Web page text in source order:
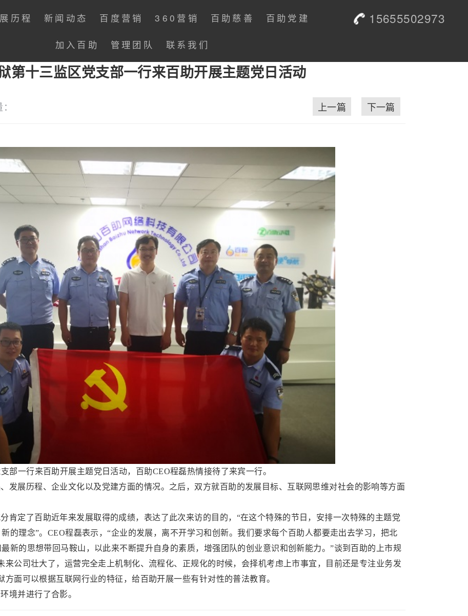
历程 新闻动态 百度营销 360营销 百助慈善 百助党建
加入百助 管理团队 联系我们
15655502973
第十三监区党支部一行来百助开展主题党日活动
下一篇
上一篇
部一行来百助开展主题党日活动，百助CEO程磊热情接待了来宾一行。
展历程、企业文化以及党建方面的情况。之后，双方就百助的发展目标、互联网思维对社会的影响等方面
定了百助近年来发展取得的成绩，表达了此次来访的目的，“在这个特殊的节日，安排一次特殊的主题党
的理念”。CEO程磊表示，“企业的发展，离不开学习和创新。我们要求每个百助人都要走出去学习，把北
新的思想带回马鞍山，以此来不断提升自身的素质，增强团队的创业意识和创新能力。”谈到百助的上市规
来公司壮大了，运营完全走上机制化、流程化、正规化的时候，会择机考虑上市事宜，目前还是专注业务发
面可以根据互联网行业的特征，给百助开展一些有针对性的普法教育。
并进行了合影。